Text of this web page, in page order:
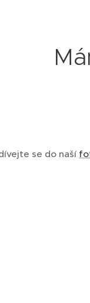
se do naší